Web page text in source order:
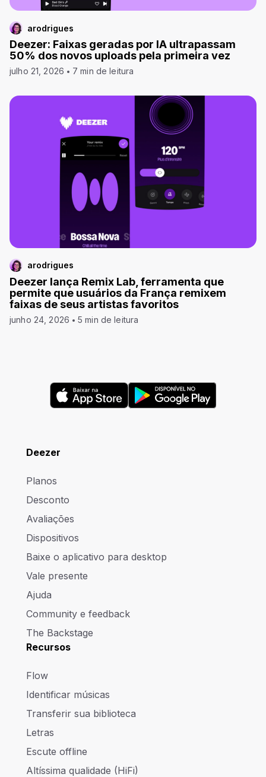
arodrigues
Deezer: Faixas geradas por IA ultrapassam
50% dos novos uploads pela primeira vez
julho 21, 2026 7 min de leitura
arodrigues
Deezer lança Remix Lab, ferramenta que
permite que usuários da França remixem
faixas de seus artistas favoritos
junho 24, 2026 5 min de leitura
Deezer
Planos
Desconto
Avaliações
Dispositivos
Baixe o aplicativo para desktop
Vale presente
Ajuda
Community e feedback
The Backstage
Recursos
Flow
Identificar músicas
Transferir sua biblioteca
Letras
Escute offline
Altíssima qualidade (HiFi)